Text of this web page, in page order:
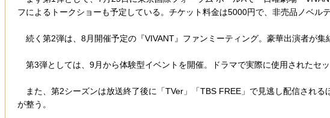
フによるトークショーも予定している。チケット料金は5000円で、非売品ノベルテ
続く第2弾は、8月開催予定の『VIVANT』ファンミーティング。豪華出演者が
第3弾としては、9月から体験型イベントを開催。ドラマで実際に使用されたセ
また、第2シーズンは放送終了後に「TVer」「TBS FREE」で見逃し配信され
が整う。